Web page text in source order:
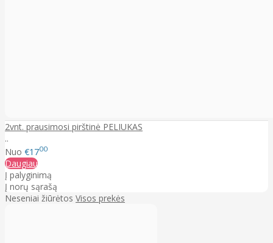
2vnt. prausimosi pirštinė PELIUKAS
..
Nuo €1700
Daugiau
Į palyginimą
Į norų sąrašą
Neseniai žiūrėtos Visos prekės